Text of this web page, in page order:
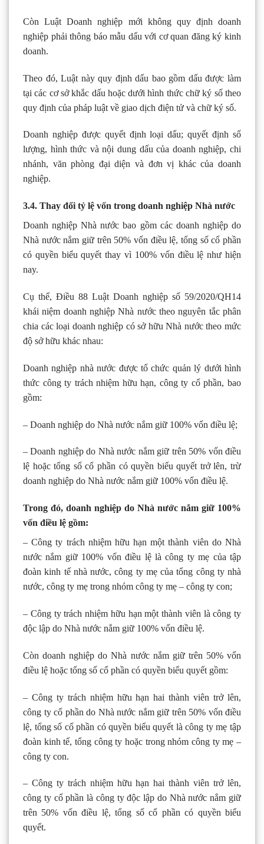
Còn Luật Doanh nghiệp mới không quy định doanh
nghiệp phải thông báo mẫu dấu với cơ quan đăng ký kinh
doanh.
Theo đó, Luật này quy định dấu bao gồm dấu được làm
tại các cơ sở khắc dấu hoặc dưới hình thức chữ ký số theo
quy định của pháp luật về giao dịch điện tử và chữ ký số.
Doanh nghiệp được quyết định loại dấu; quyết định số
lượng, hình thức và nội dung dấu của doanh nghiệp, chi
nhánh, văn phòng đại diện và đơn vị khác của doanh
nghiệp.
3.4. Thay đổi tỷ lệ vốn trong doanh nghiệp Nhà nước
Doanh nghiệp Nhà nước bao gồm các doanh nghiệp do
Nhà nước nắm giữ trên 50% vốn điều lệ, tổng số cổ phần
có quyền biểu quyết thay vì 100% vốn điều lệ như hiện
nay.
Cụ thể, Điều 88 Luật Doanh nghiệp số 59/2020/QH14
khái niệm doanh nghiệp Nhà nước theo nguyên tắc phân
chia các loại doanh nghiệp có sở hữu Nhà nước theo mức
độ sở hữu khác nhau:
Doanh nghiệp nhà nước được tổ chức quản lý dưới hình
thức công ty trách nhiệm hữu hạn, công ty cổ phần, bao
gồm:
– Doanh nghiệp do Nhà nước nắm giữ 100% vốn điều lệ;
– Doanh nghiệp do Nhà nước nắm giữ trên 50% vốn điều
lệ hoặc tổng số cổ phần có quyền biểu quyết trở lên, trừ
doanh nghiệp do Nhà nước nắm giữ 100% vốn điều lệ.
Trong đó, doanh nghiệp do Nhà nước nắm giữ 100%
vốn điều lệ gồm:
– Công ty trách nhiệm hữu hạn một thành viên do Nhà
nước nắm giữ 100% vốn điều lệ là công ty mẹ của tập
đoàn kinh tế nhà nước, công ty mẹ của tổng công ty nhà
nước, công ty mẹ trong nhóm công ty mẹ – công ty con;
– Công ty trách nhiệm hữu hạn một thành viên là công ty
độc lập do Nhà nước nắm giữ 100% vốn điều lệ.
Còn doanh nghiệp do Nhà nước nắm giữ trên 50% vốn
điều lệ hoặc tổng số cổ phần có quyền biểu quyết gồm:
– Công ty trách nhiệm hữu hạn hai thành viên trở lên,
công ty cổ phần do Nhà nước nắm giữ trên 50% vốn điều
lệ, tổng số cổ phần có quyền biểu quyết là công ty mẹ tập
đoàn kinh tế, tổng công ty hoặc trong nhóm công ty mẹ –
công ty con.
– Công ty trách nhiệm hữu hạn hai thành viên trở lên,
công ty cổ phần là công ty độc lập do Nhà nước nắm giữ
trên 50% vốn điều lệ, tổng số cổ phần có quyền biểu
quyết.